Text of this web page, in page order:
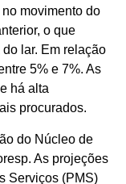
movimento do
o que
lar. Em relação
5% e 7%. As
há alta
procurados.
do Núcleo de
As projeções
Serviços (PMS)